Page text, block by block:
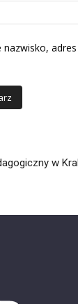
nazwisko,
w